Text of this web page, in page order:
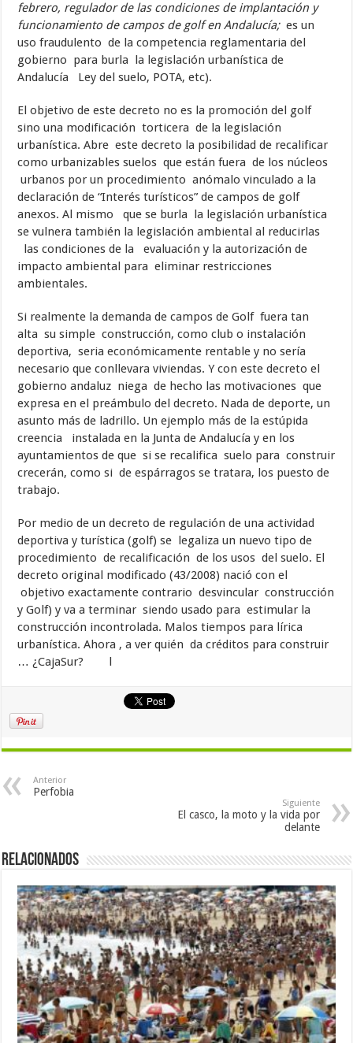
febrero, regulador de las condiciones de implantación y
funcionamiento de campos de golf en Andalucía; es un
uso fraudulento de la competencia reglamentaria del
gobierno para burla la legislación urbanística de
Andalucía Ley del suelo, POTA, etc).
El objetivo de este decreto no es la promoción del golf
sino una modificación torticera de la legislación
urbanística. Abre este decreto la posibilidad de recalificar
como urbanizables suelos que están fuera de los núcleos
urbanos por un procedimiento anómalo vinculado a la
declaración de “Interés turísticos” de campos de golf
anexos. Al mismo que se burla la legislación urbanística
se vulnera también la legislación ambiental al reducirlas
las condiciones de la evaluación y la autorización de
impacto ambiental para eliminar restricciones
ambientales.
Si realmente la demanda de campos de Golf fuera tan
alta su simple construcción, como club o instalación
deportiva, seria económicamente rentable y no sería
necesario que conllevara viviendas. Y con este decreto el
gobierno andaluz niega de hecho las motivaciones que
expresa en el preámbulo del decreto. Nada de deporte, un
asunto más de ladrillo. Un ejemplo más de la estúpida
creencia instalada en la Junta de Andalucía y en los
ayuntamientos de que si se recalifica suelo para construir
crecerán, como si de espárragos se tratara, los puesto de
trabajo.
Por medio de un decreto de regulación de una actividad
deportiva y turística (golf) se legaliza un nuevo tipo de
procedimiento de recalificación de los usos del suelo. El
decreto original modificado (43/2008) nació con el
objetivo exactamente contrario desvincular construcción
y Golf) y va a terminar siendo usado para estimular la
construcción incontrolada. Malos tiempos para lírica
urbanística. Ahora , a ver quién da créditos para construir
… ¿CajaSur? l
Anterior
Perfobia
Siguiente
El casco, la moto y la vida por
delante
Relacionados